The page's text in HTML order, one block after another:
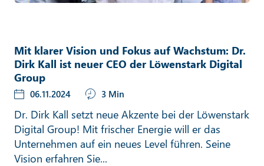
Mit klarer Vision und Fokus auf Wachstum: Dr.
Dirk Kall ist neuer CEO der Löwenstark Digital
Group
06.11.2024 3 Min
Dr. Dirk Kall setzt neue Akzente bei der Löwenstark
Digital Group! Mit frischer Energie will er das
Unternehmen auf ein neues Level führen. Seine
Vision erfahren Sie...